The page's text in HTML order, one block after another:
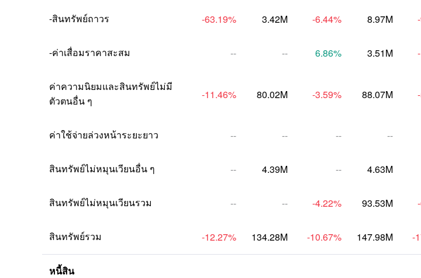
-สินทรัพย์ถาวร -63.19% 3.42M -6.44% 8.97M
-ค่าเสื่อมราคาสะสม -- -- 6.86% 3.51M
ค่าความนิยมและสินทรัพย์ไม่มี
ตัวตนอื่น ๆ
-11.46% 80.02M -3.59% 88.07M
ค่าใช้จ่ายล่วงหน้าระยะยาว -- -- -- --
สินทรัพย์ไม่หมุนเวียนอื่น ๆ -- 4.39M -- 4.63M
สินทรัพย์ไม่หมุนเวียนรวม -- -- -4.22% 93.53M
สินทรัพย์รวม -12.27% 134.28M -10.67% 147.98M -
หนี้สิน